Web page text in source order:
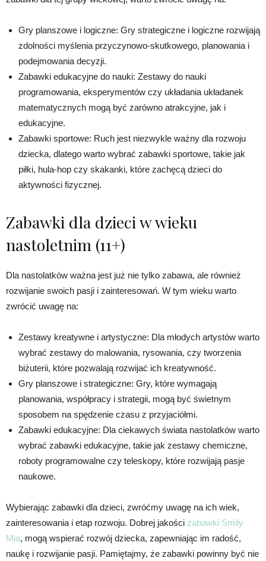
Gry planszowe i logiczne: Gry strategiczne i logiczne rozwijają
zdolności myślenia przyczynowo-skutkowego, planowania i
podejmowania decyzji.
Zabawki edukacyjne do nauki: Zestawy do nauki
programowania, eksperymentów czy układania układanek
matematycznych mogą być zarówno atrakcyjne, jak i
edukacyjne.
Zabawki sportowe: Ruch jest niezwykle ważny dla rozwoju
dziecka, dlatego warto wybrać zabawki sportowe, takie jak
piłki, hula-hop czy skakanki, które zachęcą dzieci do
aktywności fizycznej.
Zabawki dla dzieci w wieku
nastoletnim (11+)
Dla nastolatków ważna jest już nie tylko zabawa, ale również
rozwijanie swoich pasji i zainteresowań. W tym wieku warto
zwrócić uwagę na:
Zestawy kreatywne i artystyczne: Dla młodych artystów warto
wybrać zestawy do malowania, rysowania, czy tworzenia
biżuterii, które pozwalają rozwijać ich kreatywność.
Gry planszowe i strategiczne: Gry, które wymagają
planowania, współpracy i strategii, mogą być świetnym
sposobem na spędzenie czasu z przyjaciółmi.
Zabawki edukacyjne: Dla ciekawych świata nastolatków warto
wybrać zabawki edukacyjne, takie jak zestawy chemiczne,
roboty programowalne czy teleskopy, które rozwijają pasje
naukowe.
Wybierając zabawki dla dzieci, zwróćmy uwagę na ich wiek,
zainteresowania i etap rozwoju. Dobrej jakości zabawki Smily
Mia, mogą wspierać rozwój dziecka, zapewniając im radość,
naukę i rozwijanie pasji. Pamiętajmy, że zabawki powinny być nie